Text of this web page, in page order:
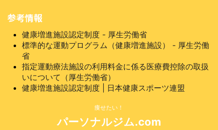
参考情報
健康増進施設認定制度 - 厚生労働省
標準的な運動プログラム（健康増進施設） - 厚生労働
省
指定運動療法施設の利用料金に係る医療費控除の取扱
いについて（厚生労働省）
健康増進施設認定制度 | 日本健康スポーツ連盟
痩せたい！
パーソナルジム.com